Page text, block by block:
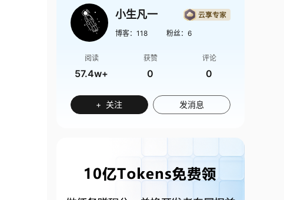
小生凡一
博客： 118 粉丝： 6
阅读
57.4w+
获赞
0
评论
0
+ 关注 发消息